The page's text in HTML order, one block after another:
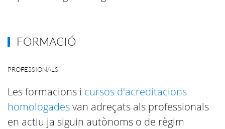
FORMACIÓ
PROFESSIONALS
Les formacions i cursos d'acreditacions
homologadesvan adreçats als professionals
en actiu ja siguin autònoms o de règim